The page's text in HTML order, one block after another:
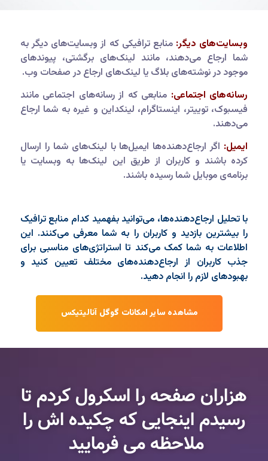
وبسایت‌های دیگر: منابع ترافیکی که از وبسایت‌های دیگر به
شما ارجاع می‌دهند، مانند لینک‌های برگشتی، پیوندهای
موجود در نوشته‌های بلاگ یا لینک‌های ارجاع در صفحات وب.
رسانه‌های اجتماعی: منابعی که از رسانه‌های اجتماعی مانند
فیسبوک، توییتر، اینستاگرام، لینکداین و غیره به شما ارجاع
می‌دهند.
ایمیل: اگر ارجاع‌دهنده‌ها ایمیل‌ها با لینک‌های شما را ارسال
کرده باشند و کاربران از طریق این لینک‌ها به وبسایت یا
برنامه‌ی موبایل شما رسیده باشند.
با تحلیل ارجاع‌دهنده‌ها، می‌توانید بفهمید کدام منابع ترافیک
را بیشترین بازدید و کاربران را به شما معرفی می‌کنند. این
اطلاعات به شما کمک می‌کند تا استراتژی‌های مناسبی برای
جذب کاربران از ارجاع‌دهنده‌های مختلف تعیین کنید و
بهبودهای لازم را انجام دهید.
مشاهده سایر امکانات گوگل آنالیتیکس
هزاران صفحه را اسکرول کردم تا
رسیدم اینجایی که چکیده اش را
ملاحظه می فرمایید